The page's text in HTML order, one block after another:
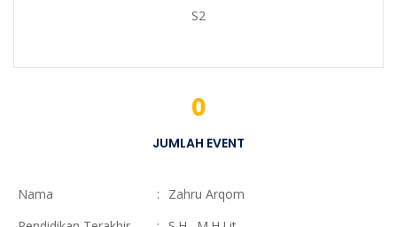
S2
0
JUMLAH EVENT
Nama :
Zahru Arqom